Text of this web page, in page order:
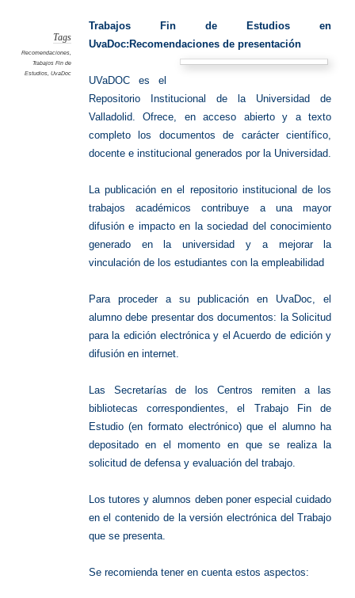
Tags
Recomendaciones,
Trabajos Fin de
Estudios, UvaDoc
Trabajos Fin de Estudios en
UvaDoc:Recomendaciones de presentación
UVaDOC es el
Repositorio Institucional de la Universidad de
Valladolid. Ofrece, en acceso abierto y a texto
completo los documentos de carácter científico,
docente e institucional generados por la Universidad.
La publicación en el repositorio institucional de los
trabajos académicos contribuye a una mayor
difusión e impacto en la sociedad del conocimiento
generado en la universidad y a mejorar la
vinculación de los estudiantes con la empleabilidad
Para proceder a su publicación en UvaDoc, el
alumno debe presentar dos documentos: la Solicitud
para la edición electrónica y el Acuerdo de edición y
difusión en internet.
Las Secretarías de los Centros remiten a las
bibliotecas correspondientes, el Trabajo Fin de
Estudio (en formato electrónico) que el alumno ha
depositado en el momento en que se realiza la
solicitud de defensa y evaluación del trabajo.
Los tutores y alumnos deben poner especial cuidado
en el contenido de la versión electrónica del Trabajo
que se presenta.
Se recomienda tener en cuenta estos aspectos: